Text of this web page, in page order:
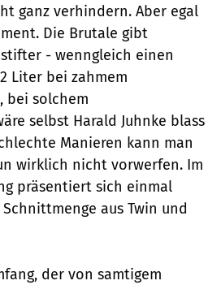
ganz verhindern. Aber egal
Die Brutale gibt
- wenngleich einen
Liter bei zahmem
bei solchem
selbst Harald Juhnke blass
Manieren kann man
wirklich nicht vorwerfen. Im
präsentiert sich einmal
aus Twin und
der von samtigem